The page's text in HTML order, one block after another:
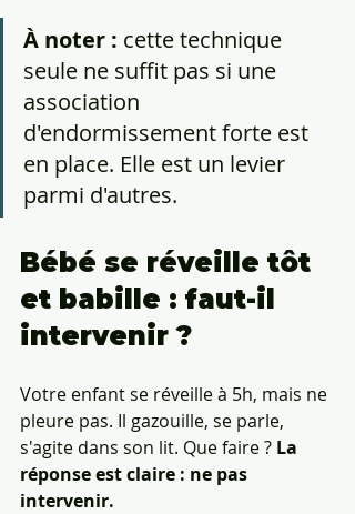
À noter : cette technique
seule ne suffit pas si une
association
d'endormissement forte est
en place. Elle est un levier
parmi d'autres.
Bébé se réveille tôt
et babille : faut-il
intervenir ?
Votre enfant se réveille à 5h, mais ne
pleure pas. Il gazouille, se parle,
s'agite dans son lit. Que faire ? La
réponse est claire : ne pas
intervenir.